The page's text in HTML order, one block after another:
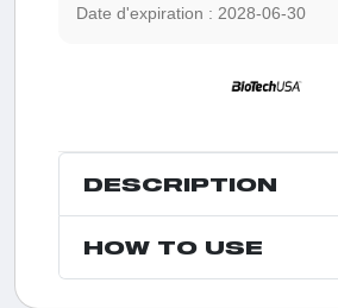
Date d'expiration : 2028-06-30
DESCRIPTION
HOW TO USE